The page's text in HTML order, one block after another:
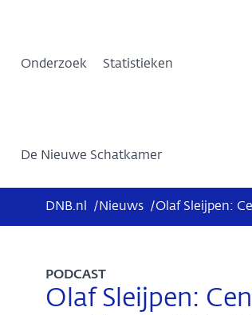
Onderzoek Statistieken
De Nieuwe Schatkamer
DNB.nl / Nieuws /
Olaf Sleijpen:
PODCAST